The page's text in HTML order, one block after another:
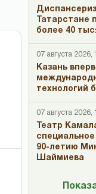
Татарстане
более 40
07 августа 2026,
Казань
технологий
07 августа 2026,
Театр
90-летию
Шаймиева